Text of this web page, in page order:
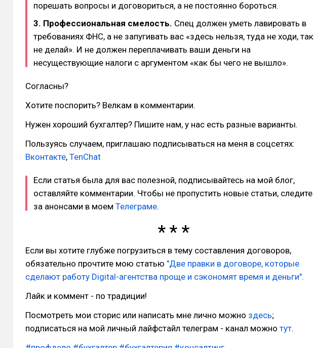
порешать вопросы и договориться, а не постоянно бороться.
3. Профессиональная смелость. Спец должен уметь лавировать в
требованиях ФНС, а не запугивать вас «здесь нельзя, туда не ходи, так
не делай». И не должен переплачивать ваши деньги на
несуществующие налоги с аргументом «как бы чего не вышло».
Согласны?
Хотите поспорить? Велкам в комментарии.
Нужен хороший бухгалтер? Пишите нам, у нас есть разные варианты.
Пользуясь случаем, приглашаю подписываться на меня в соцсетях:
Вконтакте, TenChat
Если статья была для вас полезной, подписывайтесь на мой блог,
оставляйте комментарии. Чтобы не пропустить новые статьи, следите
за анонсами в моем Телеграме.
Если вы хотите глубже погрузиться в тему составления договоров,
обязательно прочтите мою статью "Две правки в договоре, которые
сделают работу Digital-агентства проще и сэкономят время и деньги".
Лайк и коммент - по традиции!
Посмотреть мои сторис или написать мне лично можно здесь;
подписаться на мой личный лайфстайл телеграм - канал можно тут.